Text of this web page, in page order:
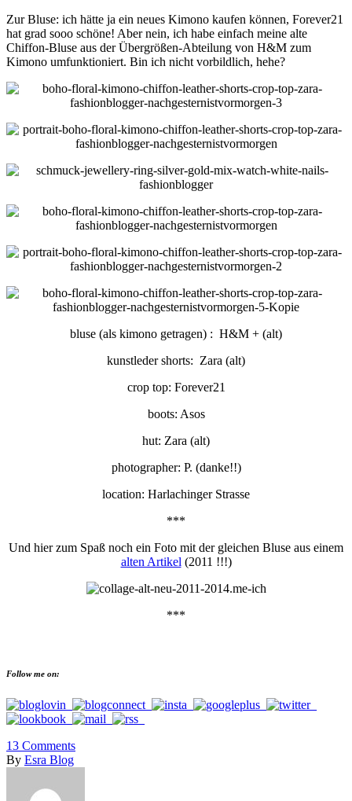
Zur Bluse: ich hätte ja ein neues Kimono kaufen können, Forever21
hat grad sooo schöne! Aber nein, ich habe einfach meine alte
Chiffon-Bluse aus der Übergrößen-Abteilung von H&M zum
Kimono umfunktioniert. Bin ich nicht vorbildlich, hehe?
bluse (als kimono getragen) : H&M + (alt)
kunstleder shorts: Zara (alt)
crop top: Forever21
boots: Asos
hut: Zara (alt)
photographer: P. (danke!!)
location: Harlachinger Strasse
***
Und hier zum Spaß noch ein Foto mit der gleichen Bluse aus einem
alten Artikel (2011 !!!)
***
Follow me on:
13 Comments
By Esra Blog